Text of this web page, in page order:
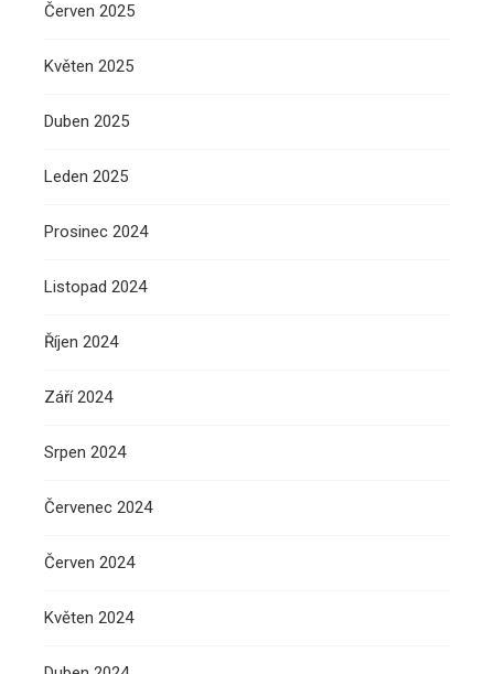
Červen 2025
Květen 2025
Duben 2025
Leden 2025
Prosinec 2024
Listopad 2024
Říjen 2024
Září 2024
Srpen 2024
Červenec 2024
Červen 2024
Květen 2024